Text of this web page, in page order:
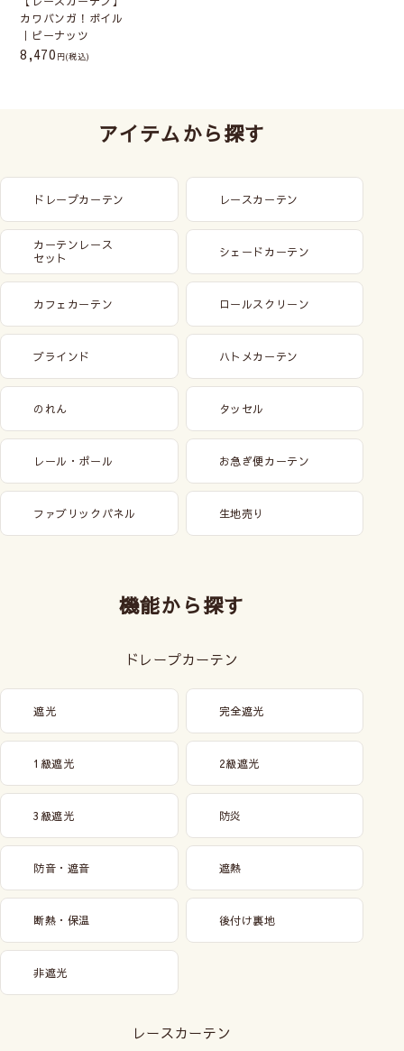
カワバンガ！ボイル
｜ピーナッツ
8,470 (税込)
アイテムから探す
ドレープカーテン レースカーテン
カーテンレース
セット
シェードカーテン
カフェカーテン ロールスクリーン
ブラインド ハトメカーテン
のれん タッセル
レール・ポール お急ぎ便カーテン
ファブリックパネル 生地売り
機能から探す
ドレープカーテン
遮光 完全遮光
1級遮光 2級遮光
3級遮光 防炎
防音・遮音 遮熱
断熱・保温 後付け裏地
非遮光
レースカーテン